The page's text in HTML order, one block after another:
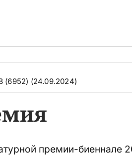
(6952) (24.09.2024)
премии-биеннале